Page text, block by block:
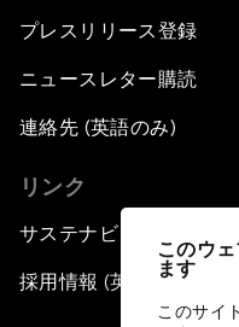
このウ
ます
このサイ
プレスリリース登録
ニュースレター購読
連絡先 (英語のみ)
リンク
サステナビリティへの取
採用情報 (英語のみ)